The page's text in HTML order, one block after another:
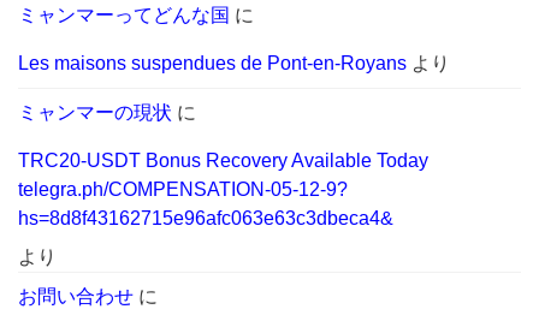
ミャンマーってどんな国 に
Les maisons suspendues de Pont-en-Royans より
ミャンマーの現状 に
TRC20-USDT Bonus Recovery Available Today
telegra.ph/COMPENSATION-05-12-9?
hs=8d8f43162715e96afc063e63c3dbeca4&
より
お問い合わせ に